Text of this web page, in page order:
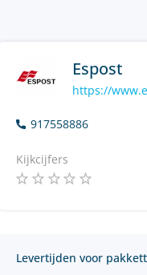
Espost
https://
917558886
Kijkcijfers
Levertijden voor